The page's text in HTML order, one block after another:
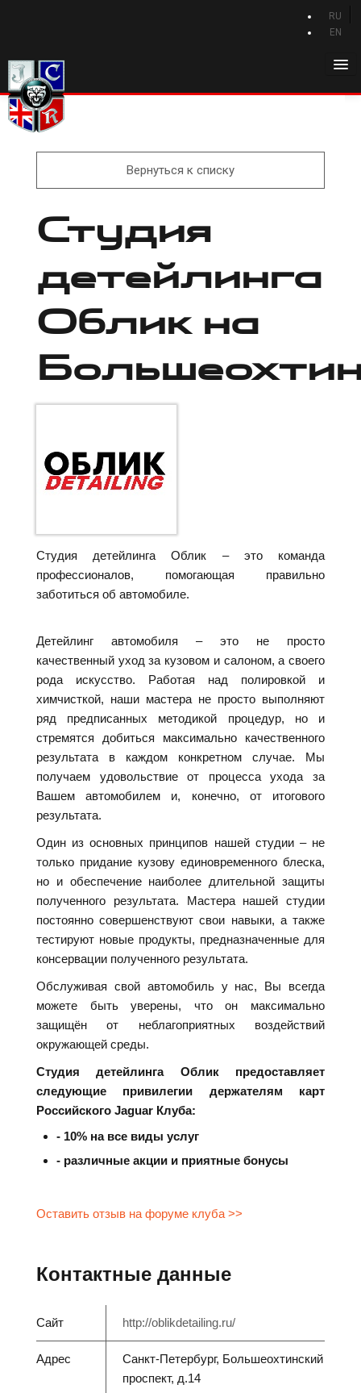
RU
EN
Главная
Каталог Jaguar
Новости Jaguar
Программа привилегий
Форум
Вернуться к списку
Студия
детейлинга
Облик на
Студия детейлинга Облик – это команда
профессионалов, помогающая правильно
заботиться об автомобиле.
Детейлинг автомобиля – это не просто
качественный уход за кузовом и салоном, а своего
рода искусство. Работая над полировкой и
химчисткой, наши мастера не просто выполняют
ряд предписанных методикой процедур, но и
стремятся добиться максимально качественного
результата в каждом конкретном случае. Мы
получаем удовольствие от процесса ухода за
Вашем автомобилем и, конечно, от итогового
результата.
Один из основных принципов нашей студии – не
только придание кузову единовременного блеска,
но и обеспечение наиболее длительной защиты
полученного результата. Мастера нашей студии
постоянно совершенствуют свои навыки, а также
тестируют новые продукты, предназначенные для
консервации полученного результата.
Обслуживая свой автомобиль у нас, Вы всегда
можете быть уверены, что он максимально
защищён от неблагоприятных воздействий
окружающей среды.
Студия детейлинга Облик предоставляет
следующие привилегии держателям карт
Российского Jaguar Клуба:
- 10% на все виды услуг
- различные акции и приятные бонусы
Оставить отзыв на форуме клуба >>
Контактные данные
Сайт http://oblikdetailing.ru/
Адрес
Санкт-Петербург, Большеохтинский
проспект, д.14